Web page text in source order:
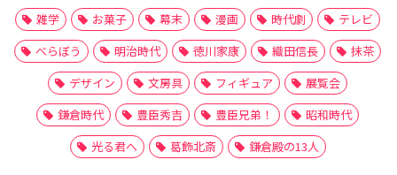
雑学
お菓子 幕末 漫画 時代劇
テレビ
べらぼう
明治時代 徳川家康 織田信長
抹茶
デザイン
文房具 フィギュア
展覧会
鎌倉時代
豊臣秀吉 豊臣兄弟！
昭和時代
光る君へ
葛飾北斎 鎌倉殿の13人